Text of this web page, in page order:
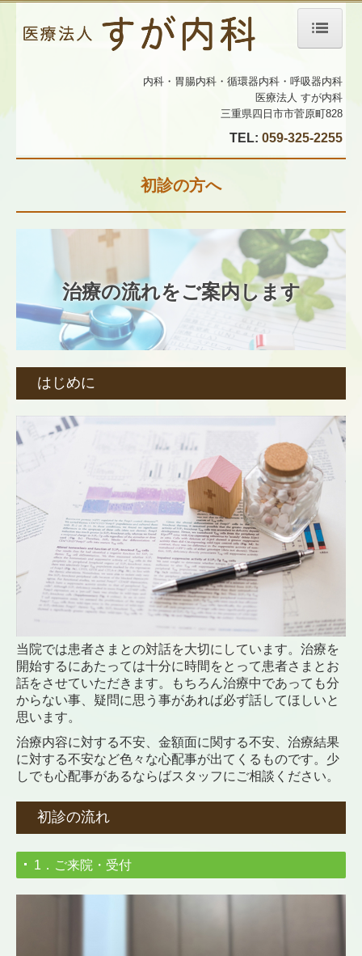
生活習慣病
自由診療（準備中）
施設・設備のご案内
初診の方へ
交通案内
お知らせ
内科・胃腸内科・循環器内科・呼吸器内科
医療法人 すが内科
三重県四日市市菅原町828
TEL: 059-325-2255
初診の方へ
治療の流れをご案内します
はじめに
当院では患者さまとの対話を大切にしています。治療を
開始するにあたっては十分に時間をとって患者さまとお
話をさせていただきます。もちろん治療中であっても分
からない事、疑問に思う事があれば必ず話してほしいと
思います。
治療内容に対する不安、金額面に関する不安、治療結果
に対する不安など色々な心配事が出てくるものです。少
しでも心配事があるならばスタッフにご相談ください。
初診の流れ
1．ご来院・受付